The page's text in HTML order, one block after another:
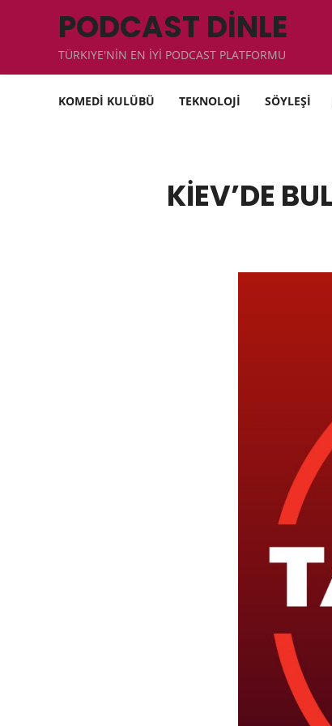
PODCAST DİNLE
TÜRKIYE'NİN EN İYİ PODCAST PLATFORMU
KOMEDİ KULÜBÜ TEKNOLOJİ SÖYLEŞİ
KİEV’DE